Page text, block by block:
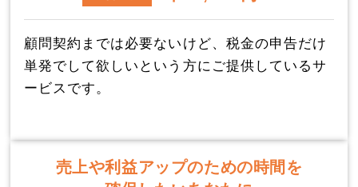
顧問契約までは必要ないけど、税金の申告だけ
単発でして欲しいという方にご提供しているサ
ービスです。
売上や利益アップのための時間を